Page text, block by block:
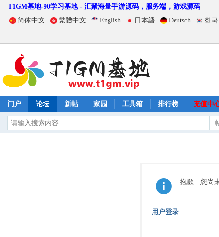
T1GM基地-90学习基地 - 汇聚海量手游源码，服务端，游戏源码
简体中文
繁體中文 English 日本語 Deutsch 한
门户 论坛 新帖 家园 工具箱 排行榜 充值中
抱歉，您尚
用户登录